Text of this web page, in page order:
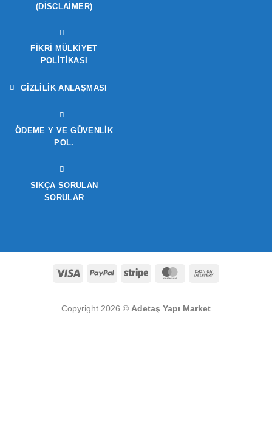
(DISCLAIMER)
FIKRI MÜLKIYET
POLITIKASI
GIZLILIK ANLAŞMASI
ÖDEME Y VE GÜVENLIK
POL.
SIKÇA SORULAN
SORULAR
Visa PayPal Stripe MasterCard
Copyright 2026 © Adetaş Yapı Market